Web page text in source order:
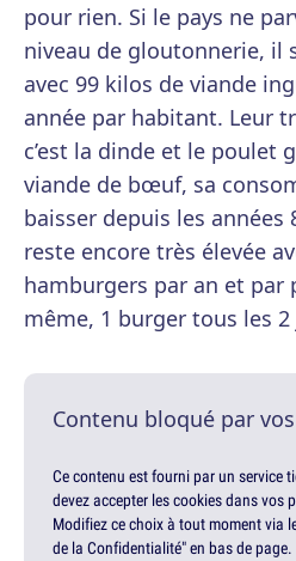
pour rien. Si le pays ne
niveau de gloutonnerie, il
avec 99 kilos de viande
année par habitant. Leur
c’est la dinde et le poulet
viande de bœuf, sa
baisser depuis les années
reste encore très élevée
hamburgers par an et par
même, 1 burger tous les
Contenu bloqué par
Ce contenu est fourni par un service
devez accepter les cookies dans vos
Modifiez ce choix à tout moment via
de la Confidentialité" en bas de page.